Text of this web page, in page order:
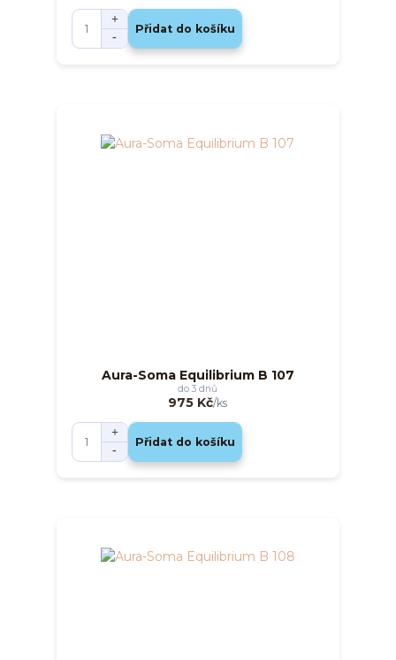
Přidat do košíku
Aura-Soma Equilibrium B 107
975 Kč/ks
do 3 dnů
Přidat do košíku